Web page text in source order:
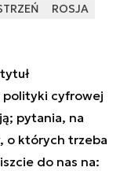
ROSJA
polityki cyfrowej
pytania, na
o których trzeba
do nas na: